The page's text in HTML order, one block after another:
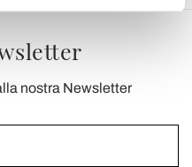
nostra Newsletter